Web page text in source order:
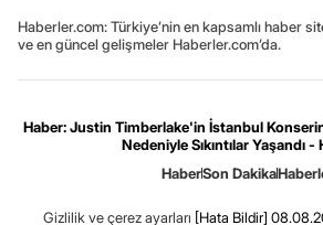
Haberler.com: Türkiye’nin en kapsamlı haber
ve en güncel gelişmeler Haberler.com’da.
Haber: Justin Timberlake'in İstanbul
Nedeniyle Sıkıntılar Yaşandı -
HaberSon Dakika
Gizlilik ve çerez ayarları [Hata Bildir]